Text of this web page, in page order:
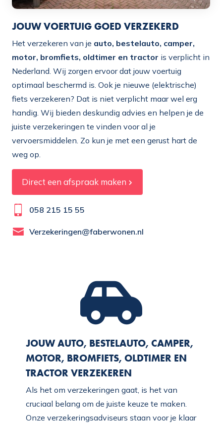
JOUW VOERTUIG GOED VERZEKERD
Het verzekeren van je auto, bestelauto, camper,
motor, bromfiets, oldtimer en tractor is verplicht in
Nederland. Wij zorgen ervoor dat jouw voertuig
optimaal beschermd is. Ook je nieuwe (elektrische)
fiets verzekeren? Dat is niet verplicht maar wel erg
handig. Wij bieden deskundig advies en helpen je de
juiste verzekeringen te vinden voor al je
vervoersmiddelen. Zo kun je met een gerust hart de
weg op.
Direct een afspraak maken
058 215 15 55
Verzekeringen@faberwonen.nl
JOUW AUTO, BESTELAUTO, CAMPER,
MOTOR, BROMFIETS, OLDTIMER EN
TRACTOR VERZEKEREN
Als het om verzekeringen gaat, is het van
cruciaal belang om de juiste keuze te maken.
Onze verzekeringsadviseurs staan voor je klaar